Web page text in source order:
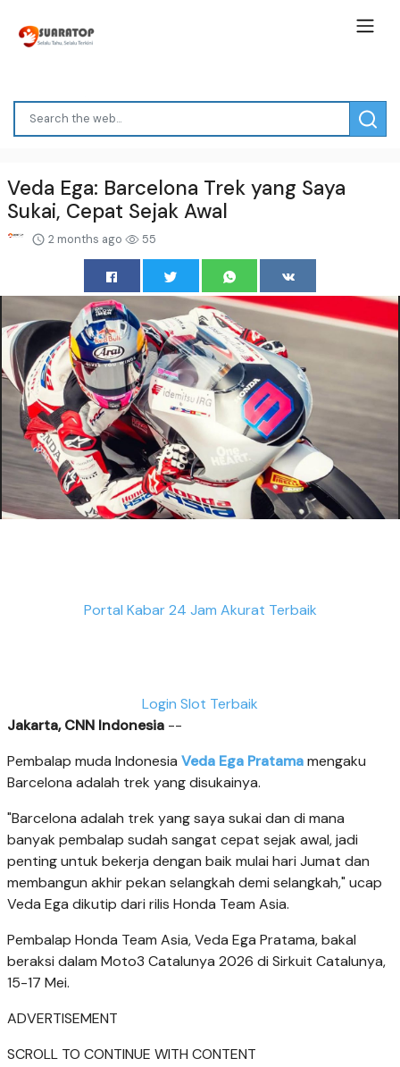
Veda Ega: Barcelona Trek yang Saya
Sukai, Cepat Sejak Awal
2 months ago 55
Portal Kabar 24 Jam Akurat Terbaik
Login Slot Terbaik
Jakarta, CNN Indonesia --
Pembalap muda Indonesia Veda Ega Pratamamengaku
Barcelona adalah trek yang disukainya.
"Barcelona adalah trek yang saya sukai dan di mana
banyak pembalap sudah sangat cepat sejak awal, jadi
penting untuk bekerja dengan baik mulai hari Jumat dan
membangun akhir pekan selangkah demi selangkah," ucap
Veda Ega dikutip dari rilis Honda Team Asia.
Pembalap Honda Team Asia, Veda Ega Pratama, bakal
beraksi dalam Moto3 Catalunya 2026 di Sirkuit Catalunya,
15-17 Mei.
ADVERTISEMENT
SCROLL TO CONTINUE WITH CONTENT